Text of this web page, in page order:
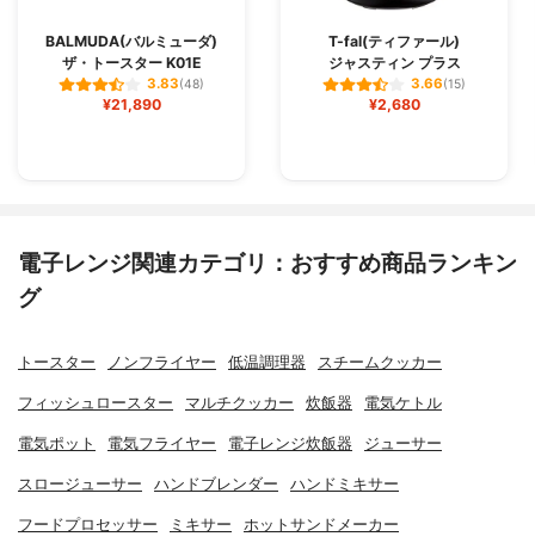
BALMUDA(バルミューダ)
ザ・トースター K01E
3.83(48)
¥21,890
T-fal(ティファール)
ジャスティン プラス
3.66(15)
¥2,680
電子レンジ関連カテゴリ：おすすめ商品ランキン
グ
トースター ノンフライヤー 低温調理器 スチームクッカー
フィッシュロースター マルチクッカー 炊飯器 電気ケトル
電気ポット 電気フライヤー 電子レンジ炊飯器 ジューサー
スロージューサー ハンドブレンダー ハンドミキサー
フードプロセッサー ミキサー ホットサンドメーカー